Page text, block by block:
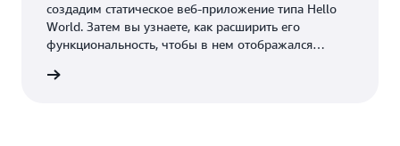
создадим статическое веб-приложение типа Hello
World. Затем вы узнаете, как расширить его
функциональность, чтобы в нем отображался